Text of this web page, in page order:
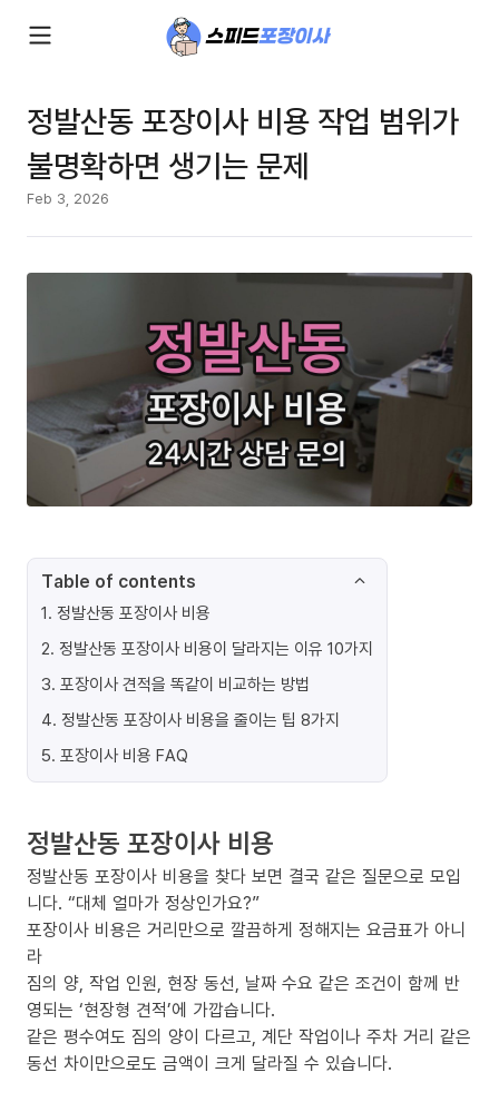
정발산동 포장이사 비용 작업 범위가
불명확하면 생기는 문제
Feb 3, 2026
Table of contents
1. 정발산동 포장이사 비용
2. 정발산동 포장이사 비용이 달라지는 이유 10가지
3. 포장이사 견적을 똑같이 비교하는 방법
4. 정발산동 포장이사 비용을 줄이는 팁 8가지
5. 포장이사 비용 FAQ
정발산동 포장이사 비용
정발산동 포장이사 비용을 찾다 보면 결국 같은 질문으로 모입
니다. “대체 얼마가 정상인가요?”
포장이사 비용은 거리만으로 깔끔하게 정해지는 요금표가 아니
라
짐의 양, 작업 인원, 현장 동선, 날짜 수요 같은 조건이 함께 반
영되는 ‘현장형 견적’에 가깝습니다.
같은 평수여도 짐의 양이 다르고, 계단 작업이나 주차 거리 같은
동선 차이만으로도 금액이 크게 달라질 수 있습니다.